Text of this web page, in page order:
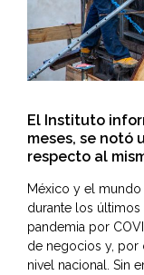
El Instituto
meses, se notó
respecto al
México y el
durante los últimos
pandemia por
de negocios y, por
nivel nacional. Sin